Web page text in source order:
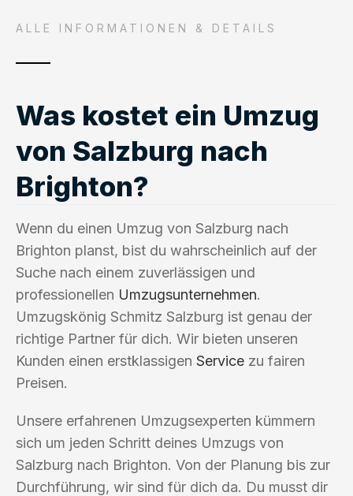
ALLE INFORMATIONEN & DETAILS
Was kostet ein Umzug
von Salzburg nach
Brighton?
Wenn du einen Umzug von Salzburg nach
Brighton planst, bist du wahrscheinlich auf der
Suche nach einem zuverlässigen und
professionellen Umzugsunternehmen.
Umzugskönig Schmitz Salzburg ist genau der
richtige Partner für dich. Wir bieten unseren
Kunden einen erstklassigen Service zu fairen
Preisen.
Unsere erfahrenen Umzugsexperten kümmern
sich um jeden Schritt deines Umzugs von
Salzburg nach Brighton. Von der Planung bis zur
Durchführung, wir sind für dich da. Du musst dir